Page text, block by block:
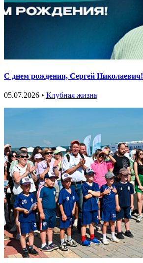
С днем рождения, Сергей Николаевич!
05.07.2026 • Клубная жизнь